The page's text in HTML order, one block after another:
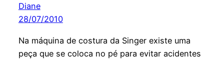
Diane
28/07/2010
Na máquina de costura da Singer existe uma
peça que se coloca no pé para evitar acidentes